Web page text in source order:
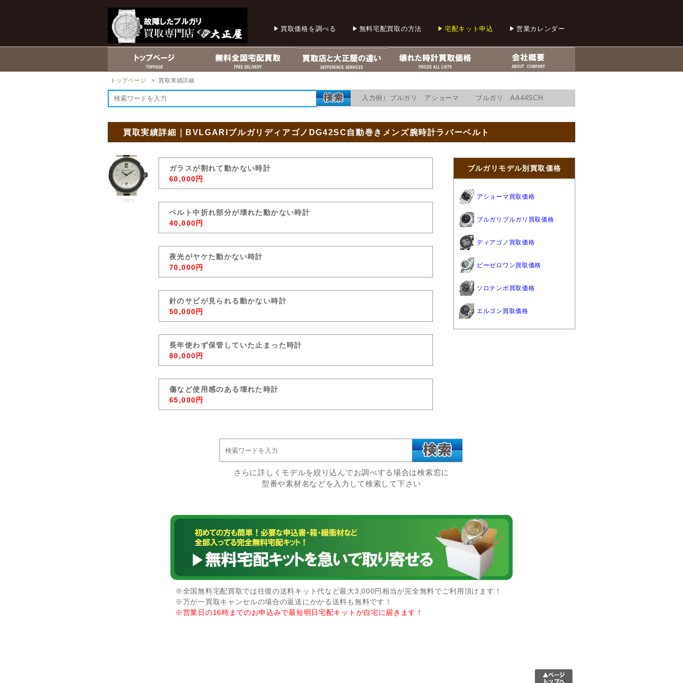
買取価格を調べる 無料宅配買取の方法 宅配キット申込 営業カレンダー
トップページ > 買取実績詳細
入力例）ブルガリ アショーマ ブルガリ AA44SCH
買取実績詳細｜BVLGARIブルガリディアゴノDG42SC自動巻きメンズ腕時計ラバーベルト
18878
ガラスが割れて動かない時計
60,000円
ベルト中折れ部分が壊れた動かない時計
40,000円
夜光がヤケた動かない時計
70,000円
針のサビが見られる動かない時計
50,000円
長年使わず保管していた止まった時計
80,000円
傷など使用感のある壊れた時計
65,000円
ブルガリモデル別買取価格
アショーマ買取価格
ブルガリブルガリ買取価格
ディアゴノ買取価格
ビーゼロワン買取価格
ソロテンポ買取価格
エルゴン買取価格
さらに詳しくモデルを絞り込んでお調べする場合は検索窓に
型番や素材名などを入力して検索して下さい
※全国無料宅配買取では往復の送料キット代など最大3,000円相当が完全無料でご利用頂けます！
※万が一買取キャンセルの場合の返送にかかる送料も無料です！
※営業日の16時までのお申込みで最短明日宅配キットが自宅に届きます！